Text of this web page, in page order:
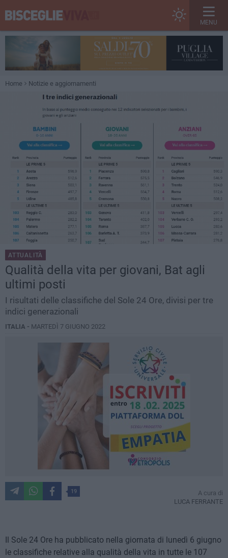
MENU
Home Notizie e aggiornamenti
ATTUALITÀ
Qualità della vita per giovani, Bat agli
ultimi posti
I risultati delle classifiche del Sole 24 Ore, divisi per tre
indici generazionali
ITALIA - MARTEDÌ 7 GIUGNO 2022
19
A cura di
LUCA FERRANTE
Il Sole 24 Ore ha pubblicato nella giornata di lunedì 6 giugno
le classifiche relative alla qualità della vita in tutte le 107